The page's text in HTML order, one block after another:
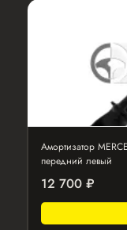
Амортизатор
передний левый
12 700 ₽